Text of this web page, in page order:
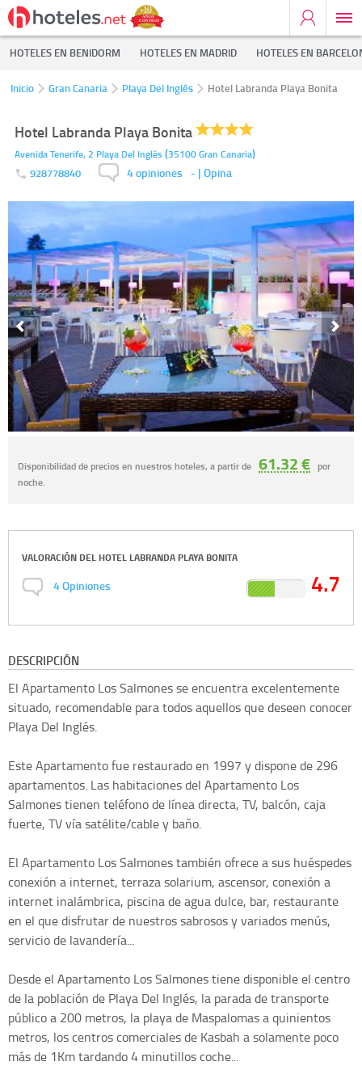
HOTELES EN BENIDORM HOTELES EN MADRID HOTELES EN
Inicio Gran Canaria Playa Del Inglés Hotel Labranda Playa Bonita
Hotel Labranda Playa Bonita
Avenida Tenerife, 2 Playa Del Inglés (35100Gran Canaria)
928778840 4 opiniones - | Opina
Disponibilidad de precios en nuestros hoteles, a partir de 61.32 € por
noche.
VALORACIÓN DEL HOTEL LABRANDA PLAYA BONITA
4Opiniones 4.7
DESCRIPCIÓN
El Apartamento Los Salmones se encuentra excelentemente
situado, recomendable para todos aquellos que deseen conocer
Playa Del Inglés.
Este Apartamento fue restaurado en 1997 y dispone de 296
apartamentos. Las habitaciones del Apartamento Los
Salmones tienen teléfono de línea directa, TV, balcón, caja
fuerte, TV vía satélite/cable y baño.
El Apartamento Los Salmones también ofrece a sus huéspedes
conexión a internet, terraza solarium, ascensor, conexión a
internet inalámbrica, piscina de agua dulce, bar, restaurante
en el que disfrutar de nuestros sabrosos y variados menús,
servicio de lavandería...
Desde el Apartamento Los Salmones tiene disponible el centro
de la población de Playa Del Inglés, la parada de transporte
público a 200 metros, la playa de Maspalomas a quinientos
metros, los centros comerciales de Kasbah a solamente poco
más de 1Km tardando 4 minutillos coche...